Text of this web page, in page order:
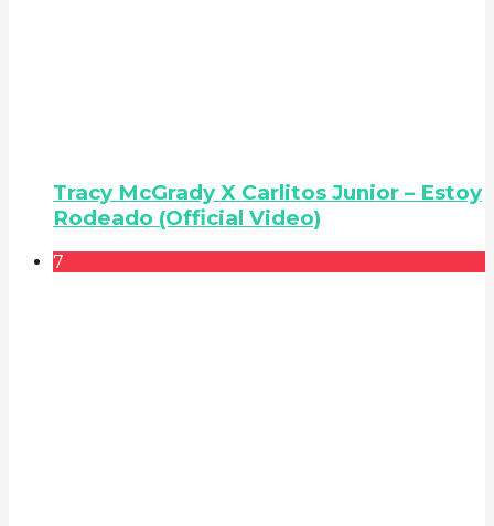
Tracy McGrady X Carlitos Junior – Estoy
Rodeado (Official Video)
7